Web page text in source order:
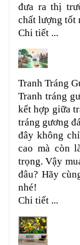
đưa ra thị
chất lượng tốt
Chi tiết ...
Tranh Tráng
Tranh tráng
kết hợp giữa
tráng gương
đây không
cao mà còn
trọng. Vậy
đâu? Hãy
nhé!
Chi tiết ...